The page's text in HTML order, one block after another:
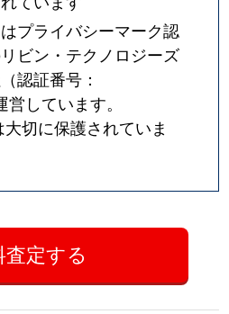
プライバシーマーク認
ビン・テクノロジーズ
認証番号：
営しています。
切に保護されていま